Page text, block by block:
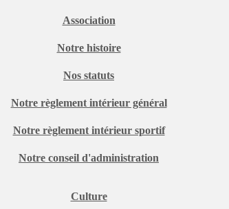
Association
Notre histoire
Nos statuts
Notre règlement intérieur général
Notre règlement intérieur sportif
Notre conseil d'administration
Culture